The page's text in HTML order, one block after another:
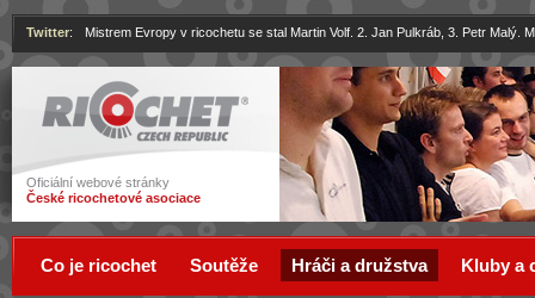
Ricochet
Oficiální webové stránky
České ricochetové asociace
Twitter: Mistrem Evropy v ricochetu se stal Martin Volf. 2. Jan Pulkráb, 3. Petr Malý.
Co je ricochet Soutěže Hráči a družstva Kluby a